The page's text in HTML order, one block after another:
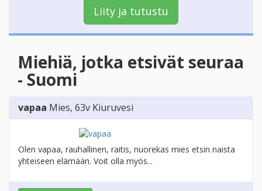
Liity ja tutustu
Miehiä, jotka etsivät seuraa
- Suomi
vapaa Mies, 63v Kiuruvesi
Olen vapaa, rauhallinen, raitis, nuorekas mies etsin naista
yhteiseen elämään. Voit olla myös...